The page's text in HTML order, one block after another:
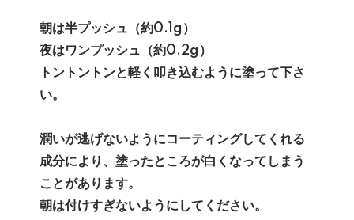
朝は半プッシュ（約0.1g）
夜はワンプッシュ（約0.2g）
トントントンと軽く叩き込むように塗って下さ
い。
潤いが逃げないようにコーティングしてくれる
成分により、塗ったところが白くなってしまう
ことがあります。
朝は付けすぎないようにしてください。